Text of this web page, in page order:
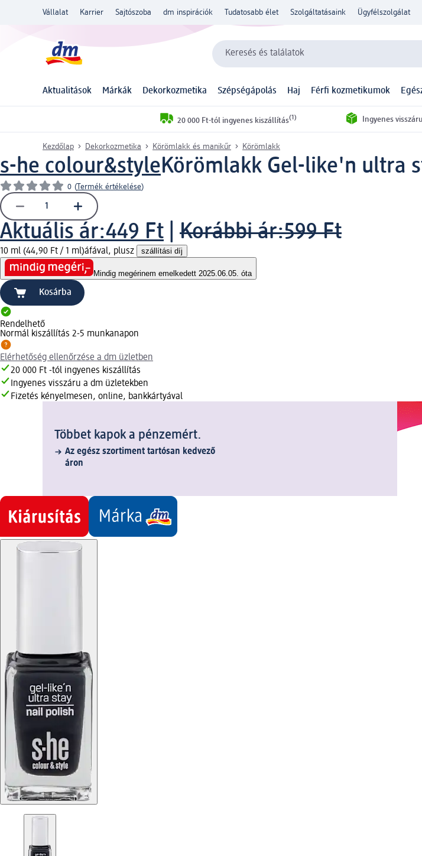
Vállalat Karrier Sajtószoba dm inspirációk Tudatosabb élet Szolgáltatásaink Ügyfélszolgálat
Keresés és találatok
Aktualitások Márkák Dekorkozmetika Szépségápolás Haj Férfi kozmetikumok
20 000 Ft-tól ingyenes kiszállítás(1) Ingyenes
Kezdőlap Dekorkozmetika Körömlakk és manikűr Körömlakk
s-he colour&styleKörömlakk Gel-like'n ultra
0 (Termék értékelése)
Aktuális ár:449 Ft Korábbi ár:599 Ft
10 ml (44,90 Ft / 1 ml)áfával, plusz szállítási díj
Mindig megérinem emelkedett 2025.06.05. óta
Kosárba
Rendelhető
Normál kiszállítás 2-5 munkanapon
Elérhetőség ellenőrzése a dm üzletben
20 000 Ft -tól ingyenes kiszállítás
Ingyenes visszáru a dm üzletekben
Fizetés kényelmesen, online, bankkártyával
Többet kapok a pénzemért.
Az egész szortiment tartósan kedvező
áron